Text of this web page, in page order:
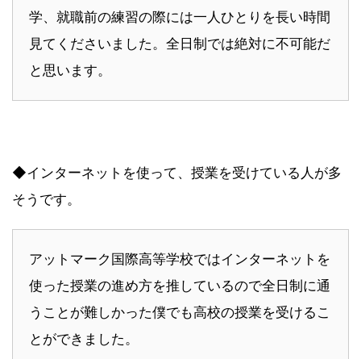
学、就職前の練習の際には一人ひとりを長い時間
見てくださいました。全日制では絶対に不可能だ
と思います。
◆インターネットを使って、授業を受けている人が多
そうです。
アットマーク国際高等学校ではインターネットを
使った授業の進め方を推しているので全日制に通
うことが難しかった僕でも高校の授業を受けるこ
とができました。